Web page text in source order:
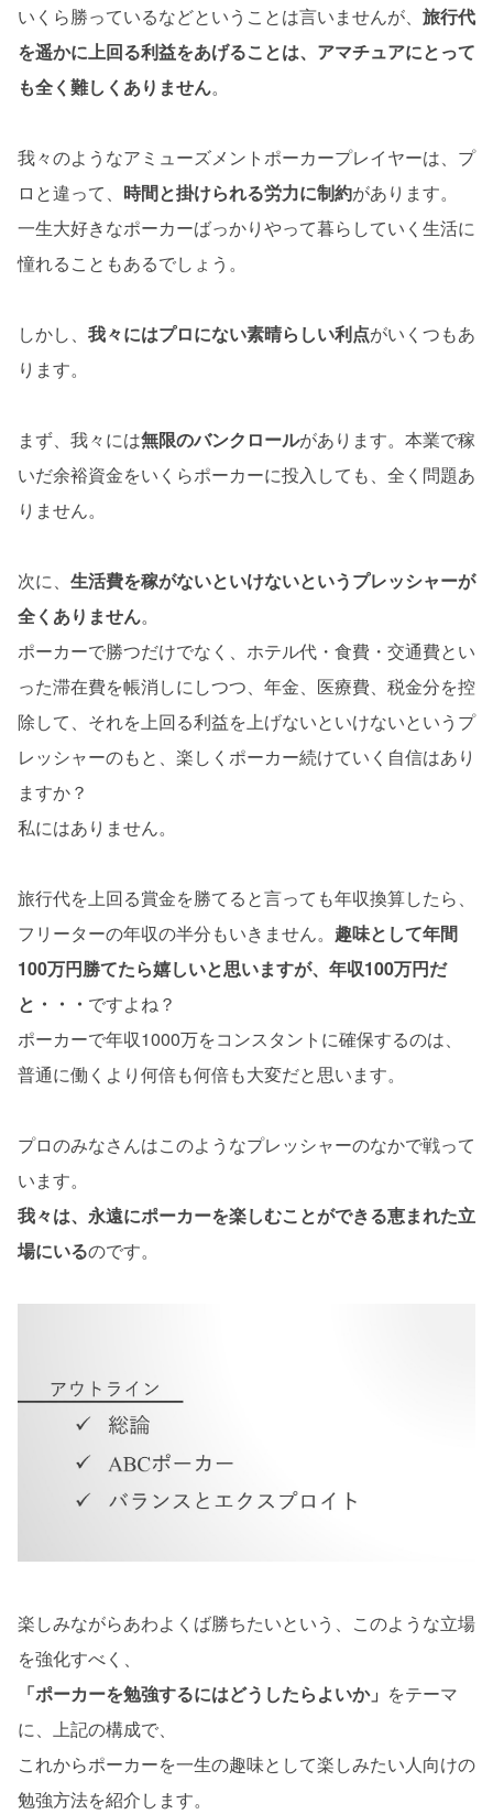
いくら勝っているなどということは言いませんが、 旅行代
を遥かに上回る利益をあげることは、アマチュアにとって
も全く難しくありません。
我々のようなアミューズメントポーカープレイヤーは、プ
ロと違って、 時間と掛けられる労力に制約があります。
一生大好きなポーカーばっかりやって暮らしていく生活に
憧れることもあるでしょう。
しかし、 我々にはプロにない素晴らしい利点がいくつもあ
ります。
まず、我々には無限のバンクロールがあります。本業で稼
いだ余裕資金をいくらポーカーに投入しても、全く問題あ
りません。
次に、 生活費を稼がないといけないというプレッシャーが
全くありません。
ポーカーで勝つだけでなく、ホテル代・食費・交通費とい
った滞在費を帳消しにしつつ、年金、医療費、税金分を控
除して、それを上回る利益を上げないといけないというプ
レッシャーのもと、楽しくポーカー続けていく自信はあり
ますか？
私にはありません。
旅行代を上回る賞金を勝てると言っても年収換算したら、
フリーターの年収の半分もいきません。 趣味として年間
100万円勝てたら嬉しいと思いますが、年収100万円だ
と・・・ ですよね？
ポーカーで年収1000万をコンスタントに確保するのは、
普通に働くより何倍も何倍も大変だと思います。
プロのみなさんはこのようなプレッシャーのなかで戦って
います。
我々は、永遠にポーカーを楽しむことができる恵まれた立
場にいるのです。
楽しみながらあわよくば勝ちたいという、このような立場
を強化すべく、
「ポーカーを勉強するにはどうしたらよいか」 をテーマ
に、上記の構成で、
これからポーカーを一生の趣味として楽しみたい人向けの
勉強方法を紹介します。